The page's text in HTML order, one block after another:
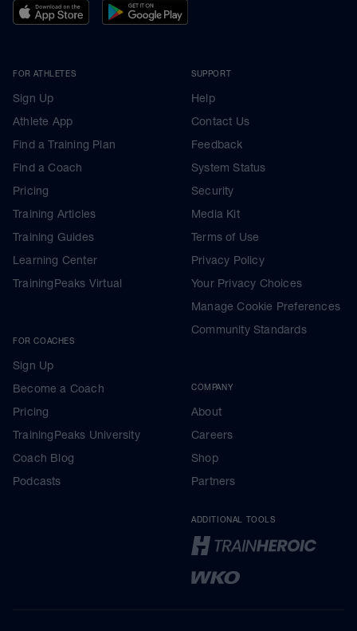
FOR ATHLETES
Sign Up
Athlete App
Find a Training Plan
Find a Coach
Pricing
Training Articles
Training Guides
Learning Center
TrainingPeaks Virtual
FOR COACHES
Sign Up
Become a Coach
Pricing
TrainingPeaks University
Coach Blog
Podcasts
SUPPORT
Help
Contact Us
Feedback
System Status
Security
Media Kit
Terms of Use
Privacy Policy
Your Privacy Choices
Manage Cookie Preferences
Community Standards
COMPANY
About
Careers
Shop
Partners
ADDITIONAL TOOLS